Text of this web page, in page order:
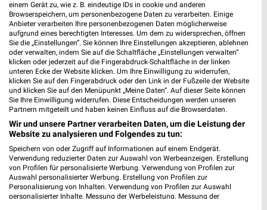
DEICHMANN Bad Krozingen
Staufener Straße 27
79189 Bad Krozingen
Heute 09:00 - 18:00 Uhr | Geöffnet
652,58 km
DEICHMANN Offenburg
Wilhelm-Röntgen-Straße 14a
77656 Offenburg
Heute 09:00 - 18:00 Uhr | Geöffnet
593,72 km
einem Gerät zu, wie z. B. eindeutige IDs in cookie und anderen
Browserspeichern, um personenbezogene Daten zu verarbeiten. Einige
Anbieter verarbeiten Ihre personenbezogenen Daten möglicherweise
aufgrund eines berechtigten Interesses. Um dem zu widersprechen, öffnen
Sie die „Einstellungen“. Sie können Ihre Einstellungen akzeptieren, ablehnen
oder verwalten, indem Sie auf die Schaltfläche „Einstellungen verwalten“
klicken oder jederzeit auf die Fingerabdruck-Schaltfläche in der linken
unteren Ecke der Website klicken. Um Ihre Einwilligung zu widerrufen,
klicken Sie auf den Fingerabdruck oder den Link in der Fußzeile der Website
und klicken Sie auf den Menüpunkt „Meine Daten“. Auf dieser Seite können
Sie Ihre Einwilligung widerrufen. Diese Entscheidungen werden unseren
Partnern mitgeteilt und haben keinen Einfluss auf die Browserdaten.
Wir und unsere Partner verarbeiten Daten, um die Leistung der
Website zu analysieren und Folgendes zu tun:
Speichern von oder Zugriff auf Informationen auf einem Endgerät.
Verwendung reduzierter Daten zur Auswahl von Werbeanzeigen. Erstellung
von Profilen für personalisierte Werbung. Verwendung von Profilen zur
Auswahl personalisierter Werbung. Erstellung von Profilen zur
Personalisierung von Inhalten. Verwendung von Profilen zur Auswahl
personalisierter Inhalte. Messung der Werbeleistung. Messung der